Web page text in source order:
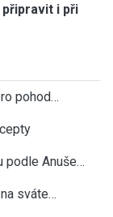
i při
pohod…
podle Anuše…
sváte…